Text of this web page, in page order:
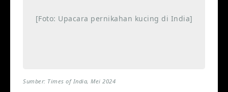
[Foto: Upacara pernikahan kucing di India]
Sumber: Times of India, Mei 2024